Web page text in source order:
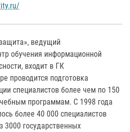
ведущий
обучения информационной
входит в ГК
проводится подготовка
специалистов более чем по 150
программам. С 1998 года
более 40 000 специалистов
3000 государственных